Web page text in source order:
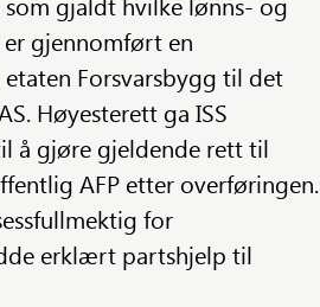
gjennomført en
Forsvarsbygg til det
Høyesterett ga ISS
å gjøre gjeldende rett til
AFP etter overføringen.
for
erklært partshjelp til